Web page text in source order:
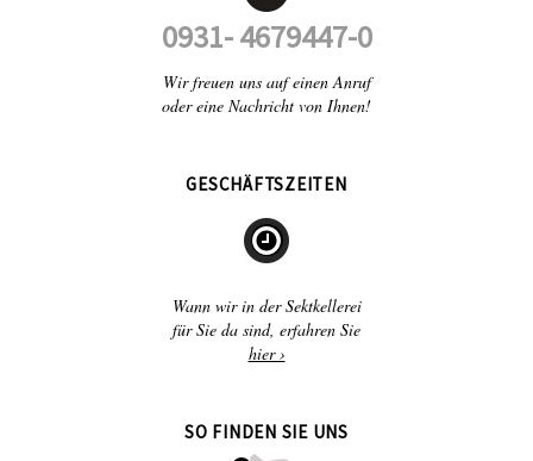
0931- 4679447-0
Wir freuen uns auf einen Anruf
oder eine Nachricht von Ihnen!
GESCHÄFTSZEITEN
Wann wir in der Sektkellerei
für Sie da sind, erfahren Sie
hier ›
SO FINDEN SIE UNS